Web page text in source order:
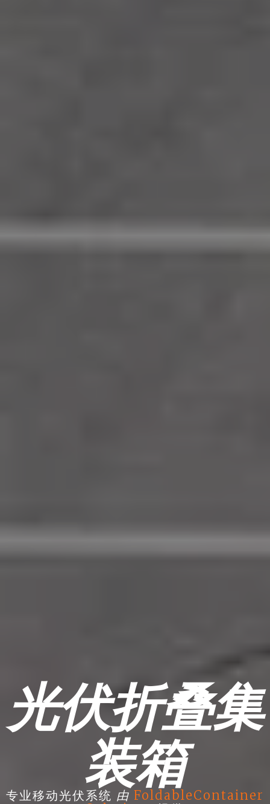
光伏折叠集
装箱
专业移动光伏系统 由 FoldableContainer